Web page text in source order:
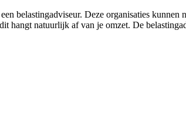
belastingadviseur. Deze organisaties
hangt natuurlijk af van je omzet. De